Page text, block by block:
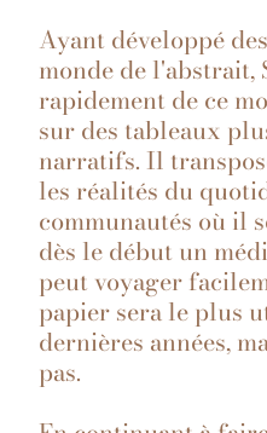
Ayant développé
monde de l'abstrait,
rapidement de ce
sur des tableaux
narratifs. Il
les réalités du
communautés où il
dès le début un
peut voyager
papier sera le plus
dernières années,
pas.